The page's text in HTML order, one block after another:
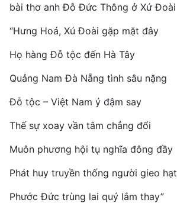
bài thơ anh Đỗ Đức Thông ở Xứ Đoài
“Hưng Hoá, Xú Đoài gặp mặt đây
Họ hàng Đỗ tộc đến Hà Tây
Quảng Nam Đà Nẵng tình sâu nặng
Đỗ tộc – Việt Nam ý đậm say
Thế sự xoay vần tâm chẳng đổi
Muôn phương hội tụ nghĩa đông đầy
Phát huy truyền thống người gieo hạt
Phước Đức trùng lai quý lắm thay”